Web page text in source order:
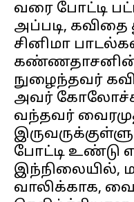
வரை போட்டி
அப்படி, கவிதை
சினிமா
கண்ணதாசனின்
நுழைந்தவர்
அவர்
வந்தவர்
போட்டி உண்டு
இந்நிலையில்,
வாலிக்காக,